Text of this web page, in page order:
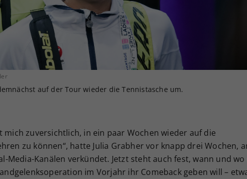
auf der Tour wieder die Tennistasche um.
mich zuversichtlich, in ein paar Wochen wieder auf die
zu können“, hatte Julia Grabher vor knapp drei Wochen,
Media-Kanälen verkündet. Jetzt steht auch fest, wann und wo
im Vorjahr ihr Comeback geben will –
Ihrer vorgenommen Einstellungen,
Webseiten-Betreiber dies eingestellt